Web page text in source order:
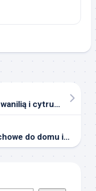
Zestawy świec z lawendą, wanilią i cytrusami
Naturalne świece zapachowe do domu i biura